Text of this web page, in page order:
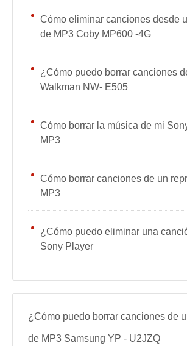
Cómo eliminar canciones desde
de MP3 Coby MP600 -4G
¿Cómo puedo borrar canciones
Walkman NW- E505
Cómo borrar la música de mi
MP3
Cómo borrar canciones de un
MP3
¿Cómo puedo eliminar una
Sony Player
¿Cómo puedo borrar canciones de
de MP3 Samsung YP - U2JZQ